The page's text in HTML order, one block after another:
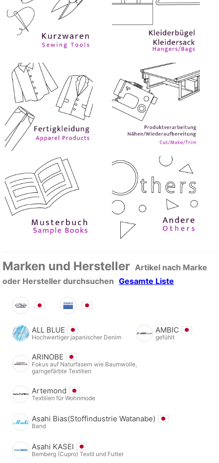
Marken und Hersteller Artikel nach Marke
oder Hersteller durchsuchen Gesamte Liste
ALL BLUE
Hochwertiger japanischer Denim
AMBIC
gefühlt
ARINOBE
Fokus auf Naturfasern wie Baumwolle,
garngefärbte Textilien
Artemond
Textilien für Wohnmode
Asahi Bias(Stoffindustrie Watanabe)
Band
Asahi KASEI
Bemberg (Cupro) Textil und Futter